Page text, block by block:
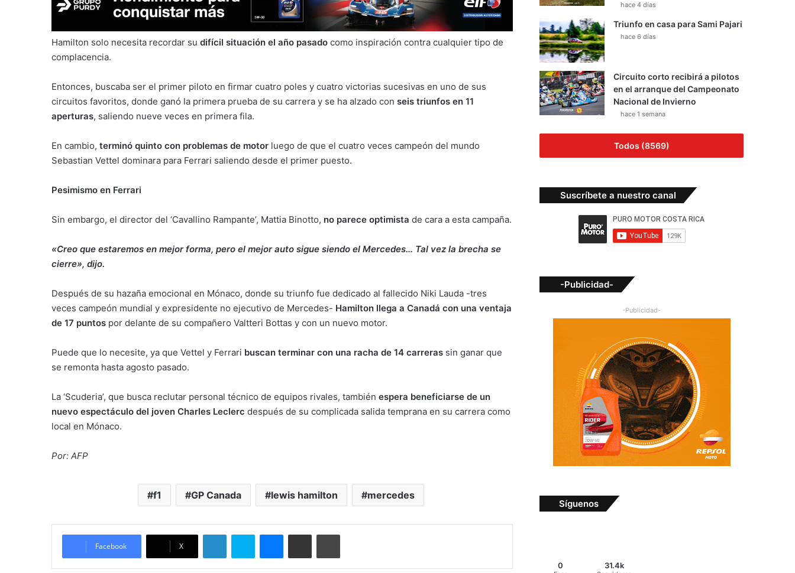
Hamilton solo necesita recordar su difícil situación el año pasado como inspiración contra cualquier tipo de
complacencia.
Entonces, buscaba ser el primer piloto en firmar cuatro poles y cuatro victorias sucesivas en uno de sus
circuitos favoritos, donde ganó la primera prueba de su carrera y se ha alzado con seis triunfos en 11
aperturas, saliendo nueve veces en primera fila.
En cambio, terminó quinto con problemas de motor luego de que el cuatro veces campeón del mundo
Sebastian Vettel dominara para Ferrari saliendo desde el primer puesto.
Pesimismo en Ferrari
Sin embargo, el director del ‘Cavallino Rampante’, Mattia Binotto, no parece optimista de cara a esta campaña.
«Creo que estaremos en mejor forma, pero el mejor auto sigue siendo el Mercedes… Tal vez la brecha se
cierre», dijo.
Después de su hazaña emocional en Mónaco, donde su triunfo fue dedicado al fallecido Niki Lauda -tres
veces campeón mundial y expresidente no ejecutivo de Mercedes- Hamilton llega a Canadá con una ventaja
de 17 puntos por delante de su compañero Valtteri Bottas y con un nuevo motor.
Puede que lo necesite, ya que Vettel y Ferrari buscan terminar con una racha de 14 carreras sin ganar que
se remonta hasta agosto pasado.
La ‘Scuderia’, que busca reclutar personal técnico de equipos rivales, también espera beneficiarse de un
nuevo espectáculo del joven Charles Leclerc después de su complicada salida temprana en su carrera como
local en Mónaco.
Por: AFP
f1 GP Canada lewis hamilton mercedes
Facebook X
hace 4 días
Triunfo en casa para Sami Pajari
hace 6 días
Circuito corto recibirá a pilotos
en el arranque del Campeonato
Nacional de Invierno
hace 1 semana
Todos (8569)
Suscríbete a nuestro canal
-Publicidad-
-Publicidad-
Síguenos
0 31.4k